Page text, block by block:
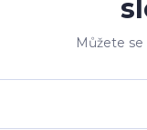
Můžete se